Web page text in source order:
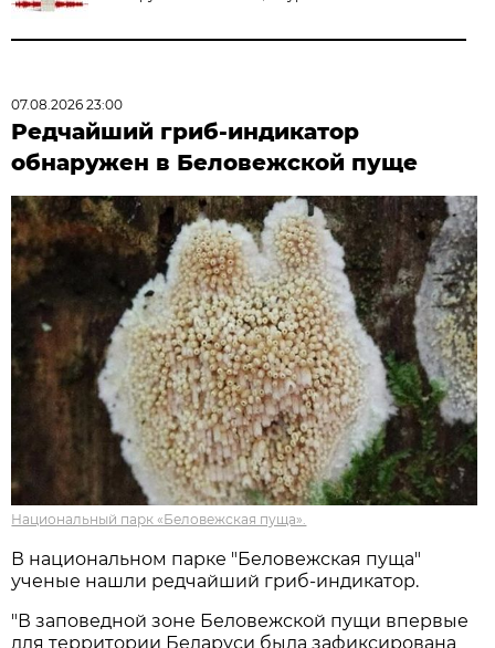
07.08.2026 23:00
Редчайший гриб-индикатор
обнаружен в Беловежской пуще
Национальный парк «Беловежская пуща».
В национальном парке "Беловежская пуща"
ученые нашли редчайший гриб-индикатор.
"В заповедной зоне Беловежской пущи впервые
для территории Беларуси была зафиксирована